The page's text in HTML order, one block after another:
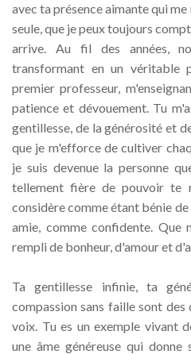
avec ta présence aimante qui
seule, que je peux toujours
arrive. Au fil des années,
transformant en un véritable
premier professeur,
patience et dévouement. Tu
gentillesse, de la générosité et
que je m'efforce de cultiver
je suis devenue la personne
tellement fière de pouvoir te
considère comme étant bénie
amie, comme confidente. Que
rempli de bonheur, d'amour et
Ta gentillesse infinie, ta
compassion sans faille sont des
voix. Tu es un exemple vivant
une âme généreuse qui